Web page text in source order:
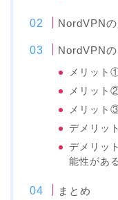
NordVPN
NordVPN
メリット
メリット
メリット
デメリッ
デメリッ
能性がある
まとめ